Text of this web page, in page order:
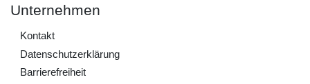
Unternehmen
Kontakt
Daten­schutz­erklärung
Barrierefreiheit